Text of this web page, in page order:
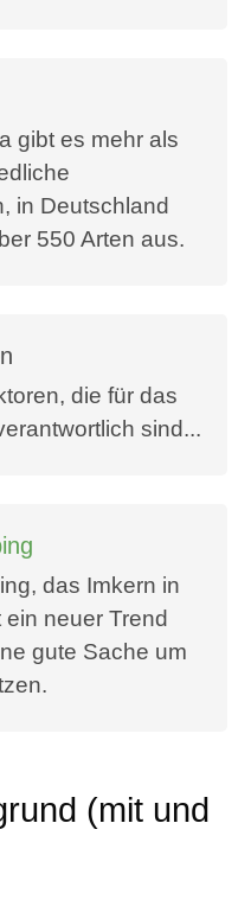
gibt es mehr als
in Deutschland
550 Arten aus.
die für das
sind...
das Imkern in
neuer Trend
gute Sache um
(mit und